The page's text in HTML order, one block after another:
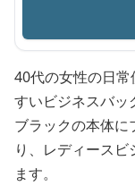
40代の女性の日
すいビジネスバッ
ブラックの本体に
り、レディース
ます。